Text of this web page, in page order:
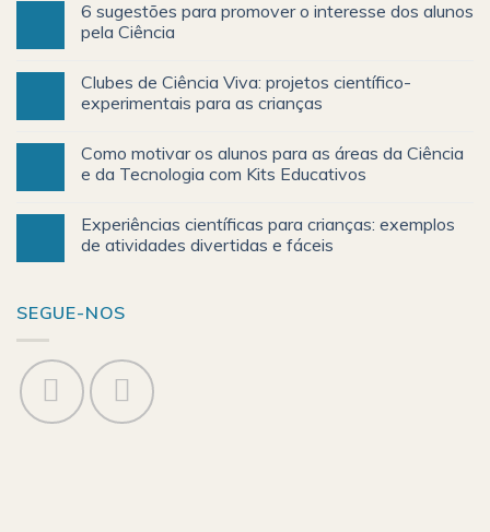
6 sugestões para promover o interesse dos alunos
pela Ciência
Clubes de Ciência Viva: projetos científico-
experimentais para as crianças
Como motivar os alunos para as áreas da Ciência
e da Tecnologia com Kits Educativos
Experiências científicas para crianças: exemplos
de atividades divertidas e fáceis
SEGUE-NOS